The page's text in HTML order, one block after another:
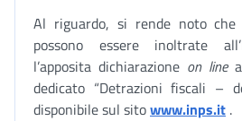
Al riguardo, si rende noto
possono essere inoltrate
l’apposita dichiarazione on line
dedicato “Detrazioni fiscali –
disponibile sul sitowww.inps.it .